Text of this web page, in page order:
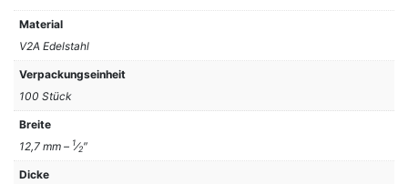
Material
V2A Edelstahl
Verpackungseinheit
100 Stück
Breite
12,7 mm – 1⁄2″
Dicke